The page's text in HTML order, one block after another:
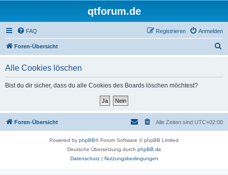
qtforum.de
FAQ Anmelden
Registrieren
Foren-Übersicht
Alle Cookies löschen
Bist du dir sicher, dass du alle Cookies des Boards löschen möchtest?
Foren-Übersicht Alle Zeiten sind UTC+02:00
Powered by phpBB® Forum Software © phpBB Limited
Deutsche Übersetzung durch phpBB.de
Datenschutz| Nutzungsbedingungen